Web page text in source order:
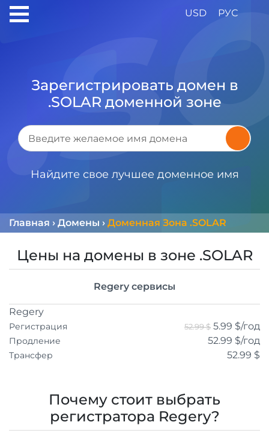
USD РУС
Зарегистрировать домен в
.SOLAR доменной зоне
Найдите свое лучшее доменное имя
Главная › Домены › Доменная Зона .SOLAR
Цены на домены в зоне .SOLAR
Regery сервисы
Regery
Регистрация 52.99 $ 5.99 $/год
Продление 52.99 $/год
Трансфер 52.99 $
Почему стоит выбрать
регистратора Regery?